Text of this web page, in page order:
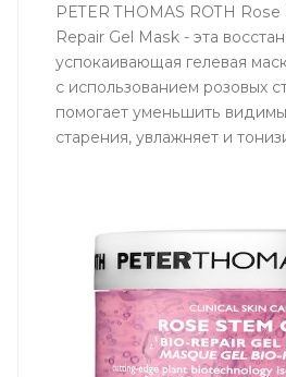
PETER THOMAS ROTH
Repair Gel Mask - эта
успокаивающая гелевая
с использованием розовых
помогает уменьшить
старения, увлажняет и